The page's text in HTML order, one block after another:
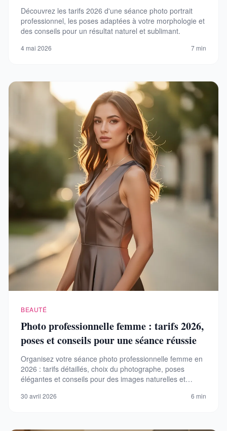
Découvrez les tarifs 2026 d'une séance photo portrait
professionnel, les poses adaptées à votre morphologie et
des conseils pour un résultat naturel et sublimant.
4 mai 2026 7 min
BEAUTÉ
Photo professionnelle femme : tarifs 2026,
poses et conseils pour une séance réussie
Organisez votre séance photo professionnelle femme en
2026 : tarifs détaillés, choix du photographe, poses
élégantes et conseils pour des images naturelles et
30 avril 2026 6 min